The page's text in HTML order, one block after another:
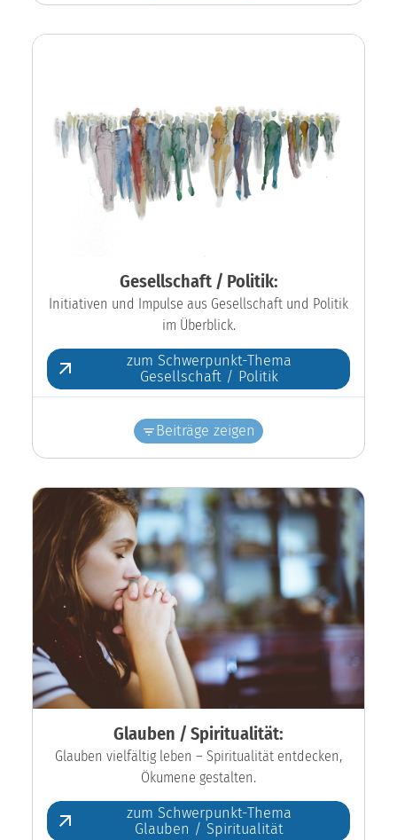
Gesellschaft / Politik:
Initiativen und Impulse aus Gesellschaft und Politik
im Überblick.
zum Schwerpunkt-Thema
Gesellschaft / Politik
Beiträge zeigen
Glauben / Spiritualität:
Glauben vielfältig leben – Spiritualität entdecken,
Ökumene gestalten.
zum Schwerpunkt-Thema
Glauben / Spiritualität